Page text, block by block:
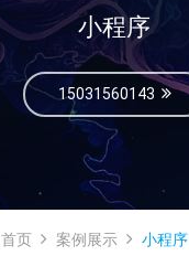
小程序
15031560143
首页 案例展示 小程序